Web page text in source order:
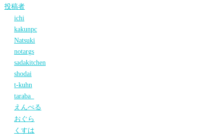
投稿者
ichi
kakunpc
Natsuki
notargs
sadakitchen
shodai
t-kuhn
taraba_
えんぺる
おぐら
くすは